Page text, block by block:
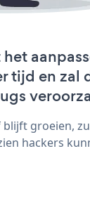
tijd en
groeien,
hackers